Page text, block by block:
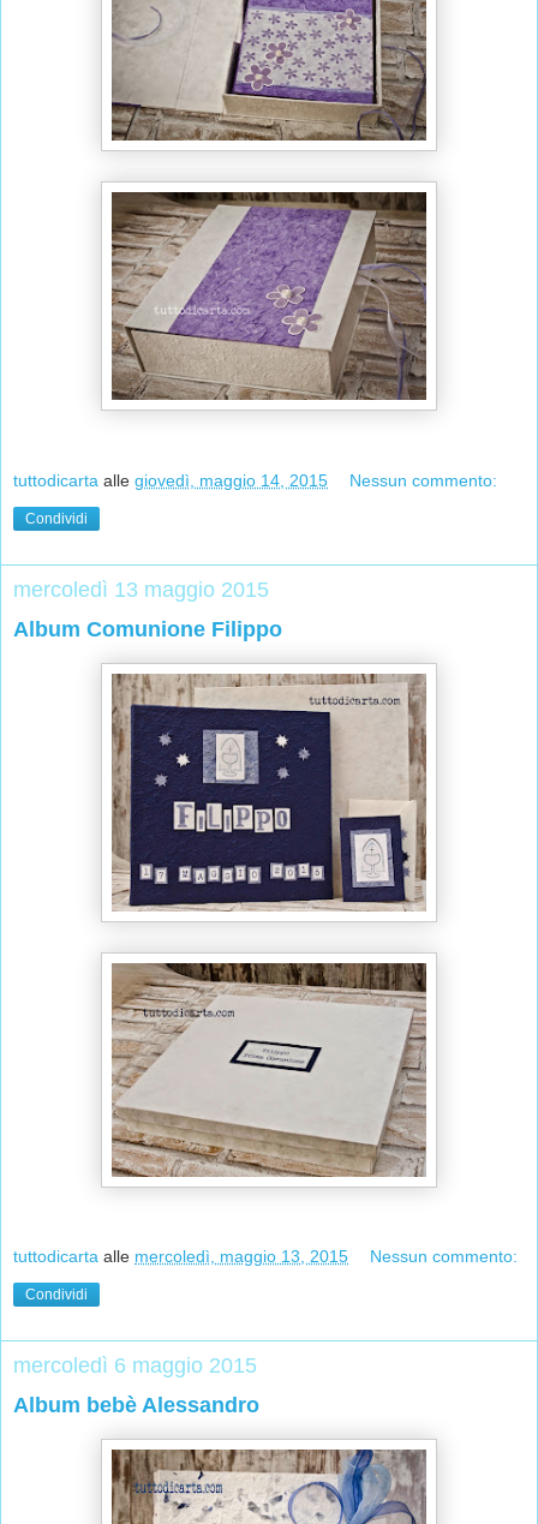
tuttodicarta alle giovedì, maggio 14, 2015 Nessun commento:
Condividi
mercoledì 13 maggio 2015
Album Comunione Filippo
tuttodicarta alle mercoledì, maggio 13, 2015 Nessun commento:
Condividi
mercoledì 6 maggio 2015
Album bebè Alessandro